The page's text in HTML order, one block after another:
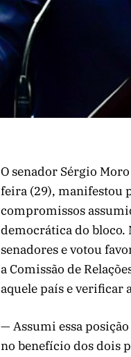
O senador Sérgio
feira (29), manifestou
compromissos
democrática do bloco.
senadores e votou
a Comissão de
aquele país e verificar
— Assumi essa
no benefício dos dois